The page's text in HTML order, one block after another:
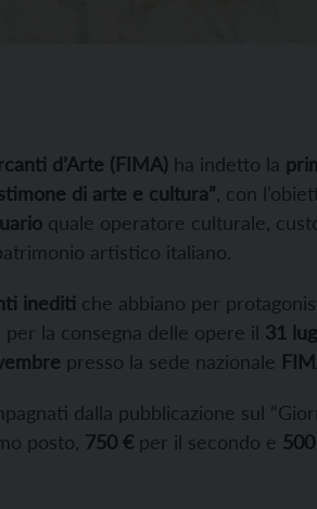
d’Arte (FIMA) ha indetto la
di arte e cultura” , con
quale operatore culturale,
artistico italiano.
inediti che abbiano per
per la consegna delle opere il 31
presso la sede nazionale
dalla pubblicazione sul
posto, 750 € per il secondo e